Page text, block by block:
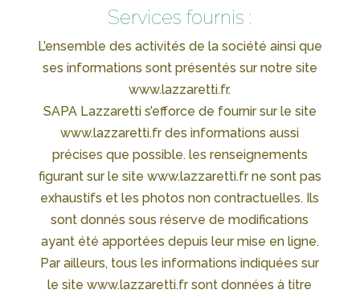
Services fournis :
L’ensemble des activités de la société ainsi que
ses informations sont présentés sur notre site
www.lazzaretti.fr.
SAPA Lazzaretti s’efforce de fournir sur le site
www.lazzaretti.fr des informations aussi
précises que possible. les renseignements
figurant sur le site www.lazzaretti.fr ne sont pas
exhaustifs et les photos non contractuelles. Ils
sont donnés sous réserve de modifications
ayant été apportées depuis leur mise en ligne.
Par ailleurs, tous les informations indiquées sur
le site www.lazzaretti.fr sont données à titre